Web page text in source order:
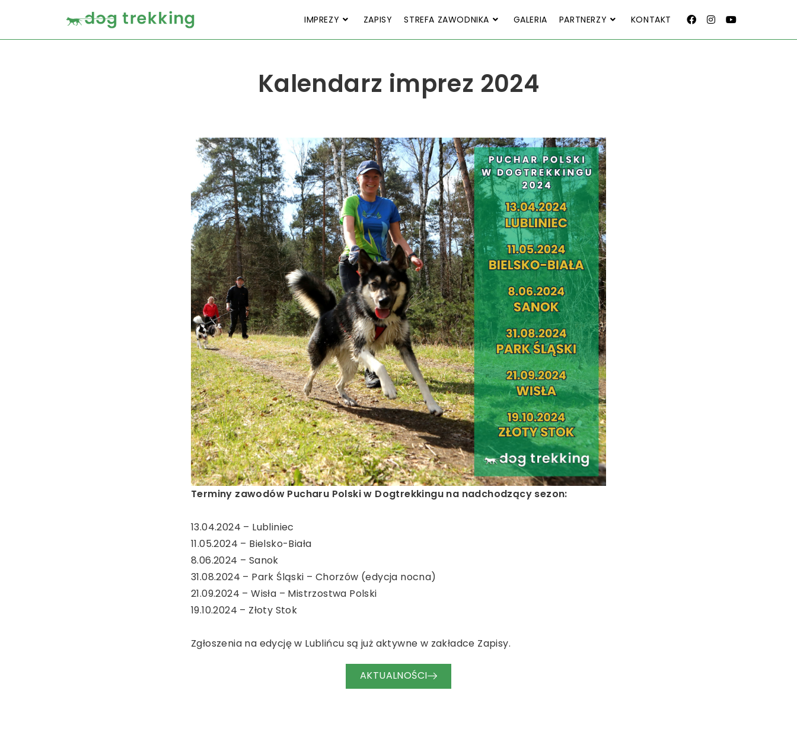
IMPREZY ZAPISY STREFA ZAWODNIKA GALERIA PARTNERZY KONTAKT
Kalendarz imprez 2024
Terminy zawodów Pucharu Polski w Dogtrekkingu na nadchodzący sezon:
13.04.2024 – Lubliniec
11.05.2024 – Bielsko-Biała
8.06.2024 – Sanok
31.08.2024 – Park Śląski – Chorzów (edycja nocna)
21.09.2024 – Wisła – Mistrzostwa Polski
19.10.2024 – Złoty Stok
Zgłoszenia na edycję w Lublińcu są już aktywne w zakładce Zapisy.
AKTUALNOŚCI